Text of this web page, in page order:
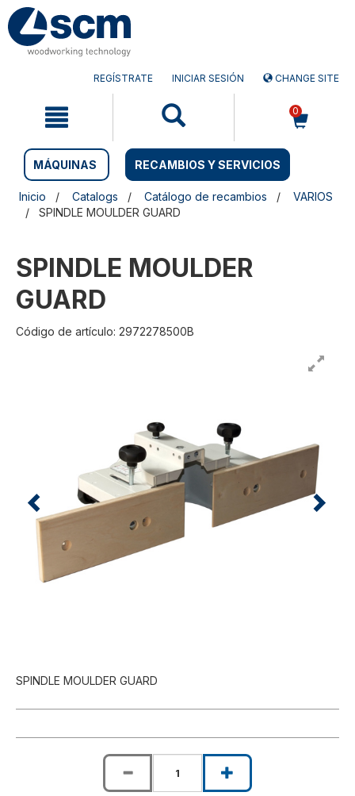
Saltar
contenido
Saltar
menú
REGÍSTRATE INICIAR SESIÓN CHANGE SITE
0
MÁQUINAS RECAMBIOS Y SERVICIOS
Inicio Catalogs Catálogo de recambios
VARIOS
SPINDLE MOULDER GUARD
SPINDLE MOULDER
GUARD
Código de artículo: 2972278500B
SPINDLE MOULDER GUARD